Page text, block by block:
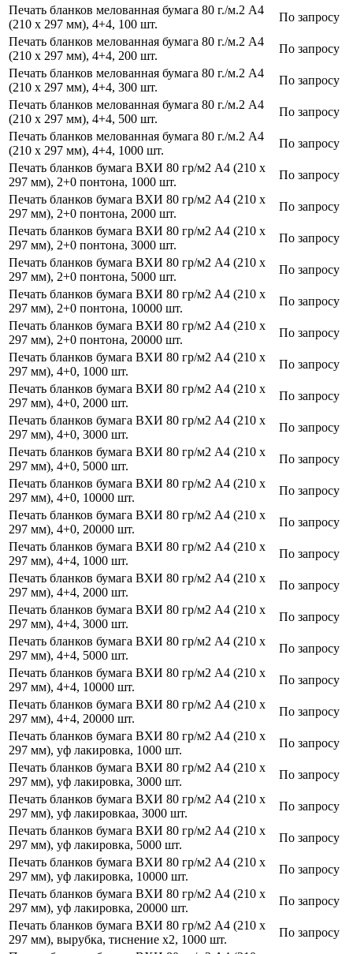
Печать бланков мелованная бумага 80 г./м.2 А4
(210 х 297 мм), 4+4, 100 шт.
По запросу
Печать бланков мелованная бумага 80 г./м.2 А4
(210 х 297 мм), 4+4, 200 шт.
По запросу
Печать бланков мелованная бумага 80 г./м.2 А4
(210 х 297 мм), 4+4, 300 шт.
По запросу
Печать бланков мелованная бумага 80 г./м.2 А4
(210 х 297 мм), 4+4, 500 шт.
По запросу
Печать бланков мелованная бумага 80 г./м.2 А4
(210 х 297 мм), 4+4, 1000 шт.
По запросу
Печать бланков бумага ВХИ 80 гр/м2 А4 (210 х
297 мм), 2+0 понтона, 1000 шт.
По запросу
Печать бланков бумага ВХИ 80 гр/м2 А4 (210 х
297 мм), 2+0 понтона, 2000 шт.
По запросу
Печать бланков бумага ВХИ 80 гр/м2 А4 (210 х
297 мм), 2+0 понтона, 3000 шт.
По запросу
Печать бланков бумага ВХИ 80 гр/м2 А4 (210 х
297 мм), 2+0 понтона, 5000 шт.
По запросу
Печать бланков бумага ВХИ 80 гр/м2 А4 (210 х
297 мм), 2+0 понтона, 10000 шт.
По запросу
Печать бланков бумага ВХИ 80 гр/м2 А4 (210 х
297 мм), 2+0 понтона, 20000 шт.
По запросу
Печать бланков бумага ВХИ 80 гр/м2 А4 (210 х
297 мм), 4+0, 1000 шт.
По запросу
Печать бланков бумага ВХИ 80 гр/м2 А4 (210 х
297 мм), 4+0, 2000 шт.
По запросу
Печать бланков бумага ВХИ 80 гр/м2 А4 (210 х
297 мм), 4+0, 3000 шт.
По запросу
Печать бланков бумага ВХИ 80 гр/м2 А4 (210 х
297 мм), 4+0, 5000 шт.
По запросу
Печать бланков бумага ВХИ 80 гр/м2 А4 (210 х
297 мм), 4+0, 10000 шт.
По запросу
Печать бланков бумага ВХИ 80 гр/м2 А4 (210 х
297 мм), 4+0, 20000 шт.
По запросу
Печать бланков бумага ВХИ 80 гр/м2 А4 (210 х
297 мм), 4+4, 1000 шт.
По запросу
Печать бланков бумага ВХИ 80 гр/м2 А4 (210 х
297 мм), 4+4, 2000 шт.
По запросу
Печать бланков бумага ВХИ 80 гр/м2 А4 (210 х
297 мм), 4+4, 3000 шт.
По запросу
Печать бланков бумага ВХИ 80 гр/м2 А4 (210 х
297 мм), 4+4, 5000 шт.
По запросу
Печать бланков бумага ВХИ 80 гр/м2 А4 (210 х
297 мм), 4+4, 10000 шт.
По запросу
Печать бланков бумага ВХИ 80 гр/м2 А4 (210 х
297 мм), 4+4, 20000 шт.
По запросу
Печать бланков бумага ВХИ 80 гр/м2 А4 (210 х
297 мм), уф лакировка, 1000 шт.
По запросу
Печать бланков бумага ВХИ 80 гр/м2 А4 (210 х
297 мм), уф лакировка, 3000 шт.
По запросу
Печать бланков бумага ВХИ 80 гр/м2 А4 (210 х
297 мм), уф лакировкаа, 3000 шт.
По запросу
Печать бланков бумага ВХИ 80 гр/м2 А4 (210 х
297 мм), уф лакировка, 5000 шт.
По запросу
Печать бланков бумага ВХИ 80 гр/м2 А4 (210 х
297 мм), уф лакировка, 10000 шт.
По запросу
Печать бланков бумага ВХИ 80 гр/м2 А4 (210 х
297 мм), уф лакировка, 20000 шт.
По запросу
Печать бланков бумага ВХИ 80 гр/м2 А4 (210 х
297 мм), вырубка, тиснение х2, 1000 шт.
По запросу